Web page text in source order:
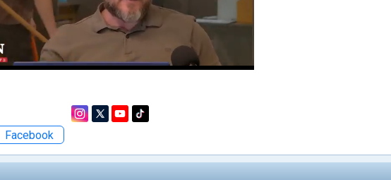
Facebook